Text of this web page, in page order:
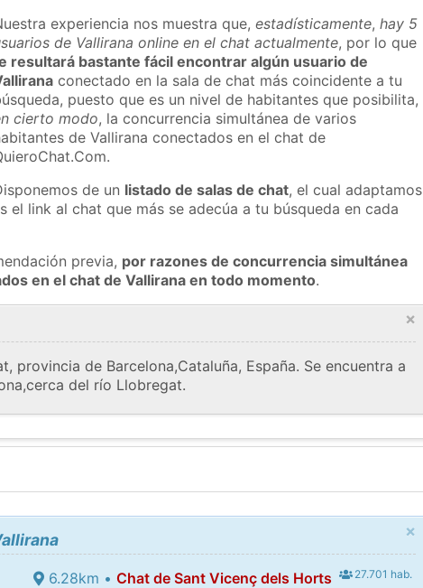
experiencia nos muestra que,estadísticamente,hay 5
de Vallirana online en el chat actualmente, por lo que
resultará bastante fácil encontrar algún usuario de
conectado en la sala de chat más coincidente a tu
puesto que es un nivel de habitantes que posibilita,
cierto modo, la concurrencia simultánea de varios
de Vallirana conectados en el chat de
de un listado de salas de chat, el cual adaptamos
link al chat que más se adecúa a tu búsqueda en cada
previa, por razones de concurrencia simultánea
en el chat de Vallirana en todo momento.
×
provincia de Barcelona,​​Cataluña, España. Se encuentra a
del río Llobregat.
×
6.28km •Chat de Sant Vicenç dels Horts 27.701 hab.